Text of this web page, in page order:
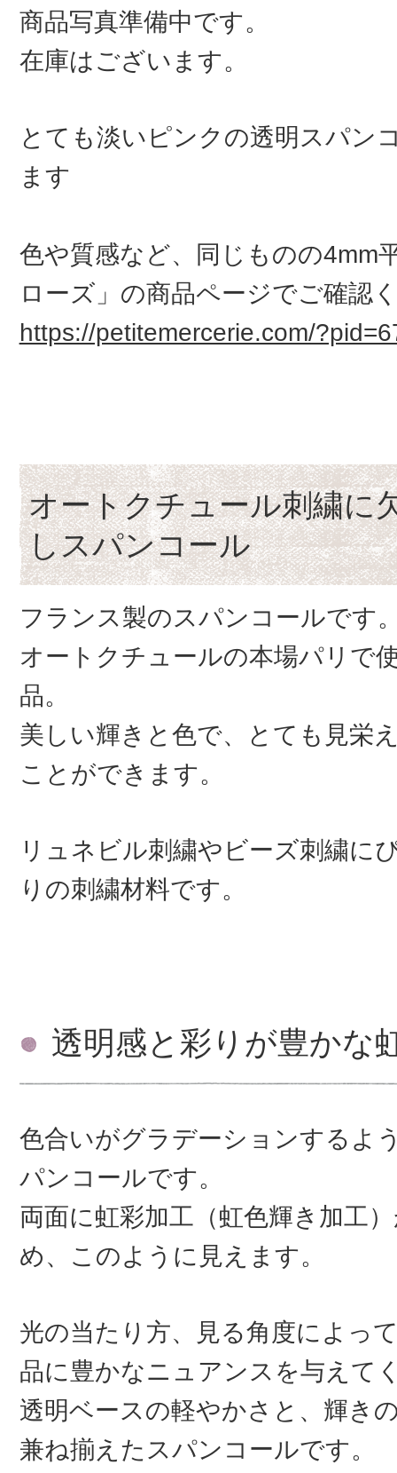
商品写真準備中です。
在庫はございます。
とても淡いピンクの透明スパン
ます
色や質感など、同じものの4mm
ローズ」の商品ページでご確認
https://petitemercerie.com/
オートクチュール刺繍に
しスパンコール
フランス製のスパンコールです
オートクチュールの本場パリで
品。
美しい輝きと色で、とても見栄
ことができます。
リュネビル刺繍やビーズ刺繍に
りの刺繍材料です。
透明感と彩りが豊かな
色合いがグラデーションするよ
パンコールです。
両面に虹彩加工（虹色輝き加工
め、このように見えます。
光の当たり方、見る角度によっ
品に豊かなニュアンスを与えて
透明ベースの軽やかさと、輝き
兼ね揃えたスパンコールです。